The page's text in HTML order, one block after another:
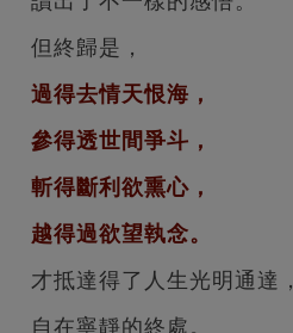
但終歸是，
過得去情天恨海，
參得透世間爭斗，
斬得斷利欲熏心，
越得過欲望執念。
才抵達得了人生光明通達，
自在寧靜的終處。